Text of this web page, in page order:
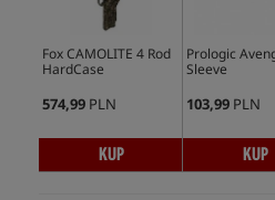
Fox CAMOLITE 4 Rod
HardCase
574,99 PLN
KUP
Prologic
Sleeve
103,99 PLN
KUP